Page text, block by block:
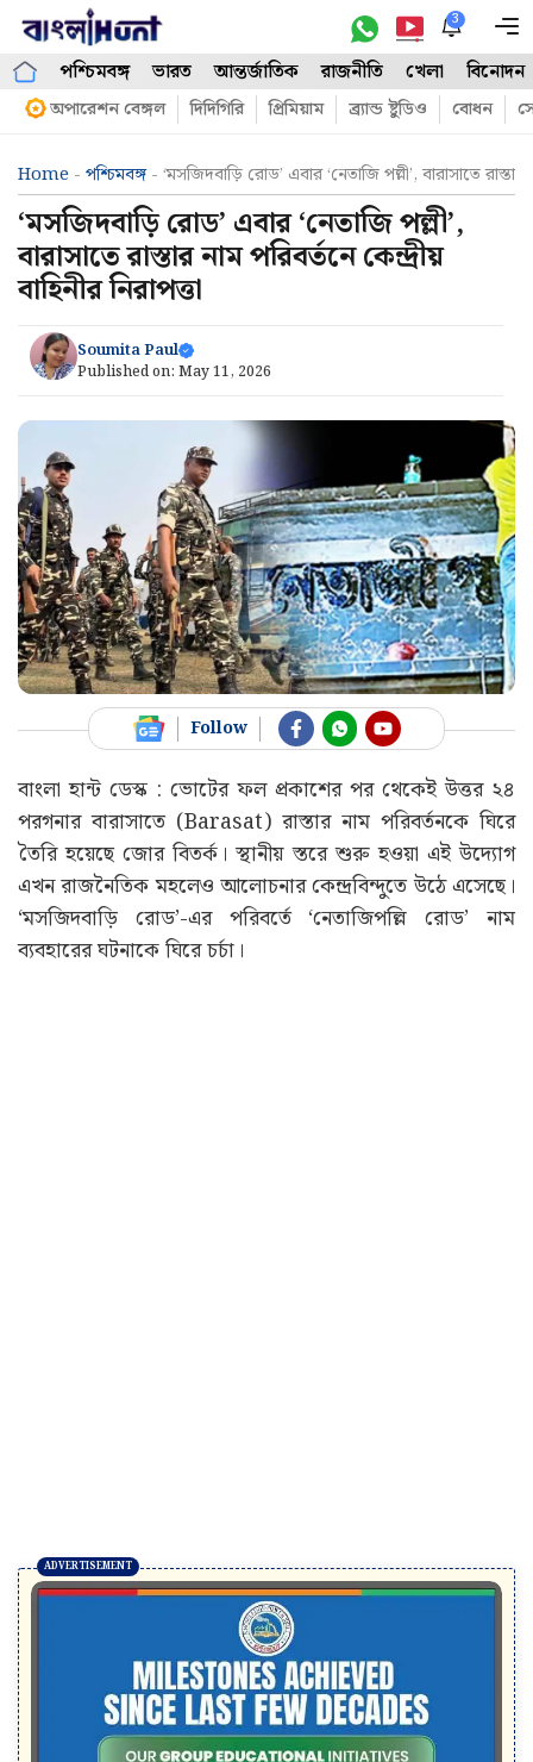
Skip
content
3
পশ্চিমবঙ্গ ভারত আন্তর্জাতিক রাজনীতি খেলা বিনোদন
অপারেশন বেঙ্গল দিদিগিরি প্রিমিয়াম ব্র্যান্ড ষ্টুডিও বোধন
Home - পশ্চিমবঙ্গ- ‘মসজিদবাড়ি রোড’ এবার ‘নেতাজি পল্লী’, বারাসাতে রাস্তার
‘মসজিদবাড়ি রোড’ এবার ‘নেতাজি পল্লী’,
বারাসাতে রাস্তার নাম পরিবর্তনে কেন্দ্রীয়
বাহিনীর নিরাপত্তা
Soumita Paul
Published on: May 11, 2026
Follow
বাংলা হান্ট ডেস্ক : ভোটের ফল প্রকাশের পর থেকেই উত্তর ২৪
পরগনার বারাসাতে (Barasat) রাস্তার নাম পরিবর্তনকে ঘিরে
তৈরি হয়েছে জোর বিতর্ক। স্থানীয় স্তরে শুরু হওয়া এই উদ্যোগ
এখন রাজনৈতিক মহলেও আলোচনার কেন্দ্রবিন্দুতে উঠে এসেছে।
‘মসজিদবাড়ি রোড’-এর পরিবর্তে ‘নেতাজিপল্লি রোড’ নাম
ব্যবহারের ঘটনাকে ঘিরে চর্চা।